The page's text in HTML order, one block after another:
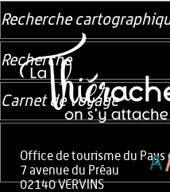
Office de tourisme du Pays
7 avenue du Préau
02140 VERVINS
Recherche
Recherche
Carnet de voyage
A